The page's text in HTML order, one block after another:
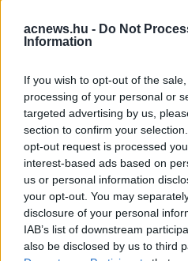
acnews.hu - Do Not
Information
If you wish to opt-out of the
processing of your personal or
targeted advertising by us,
section to confirm your
opt-out request is processed
interest-based ads based on
us or personal information
your opt-out. You may
disclosure of your personal
IAB’s list of downstream
also be disclosed by us to third
Hirdetés